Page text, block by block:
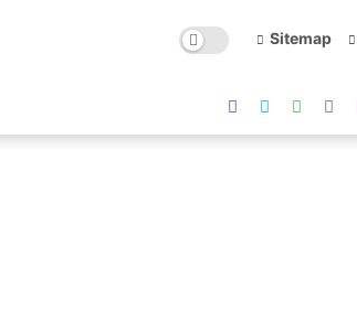
Sitemap